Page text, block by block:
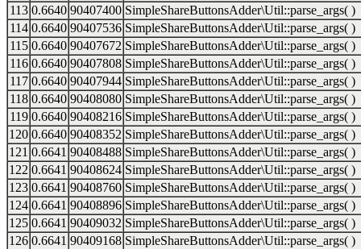
113 0.6640 90407400 SimpleShareButtonsAdder\Util::parse_args( )
114 0.6640 90407536 SimpleShareButtonsAdder\Util::parse_args( )
115 0.6640 90407672 SimpleShareButtonsAdder\Util::parse_args( )
116 0.6640 90407808 SimpleShareButtonsAdder\Util::parse_args( )
117 0.6640 90407944 SimpleShareButtonsAdder\Util::parse_args( )
118 0.6640 90408080 SimpleShareButtonsAdder\Util::parse_args( )
119 0.6640 90408216 SimpleShareButtonsAdder\Util::parse_args( )
120 0.6640 90408352 SimpleShareButtonsAdder\Util::parse_args( )
121 0.6641 90408488 SimpleShareButtonsAdder\Util::parse_args( )
122 0.6641 90408624 SimpleShareButtonsAdder\Util::parse_args( )
123 0.6641 90408760 SimpleShareButtonsAdder\Util::parse_args( )
124 0.6641 90408896 SimpleShareButtonsAdder\Util::parse_args( )
125 0.6641 90409032 SimpleShareButtonsAdder\Util::parse_args( )
126 0.6641 90409168 SimpleShareButtonsAdder\Util::parse_args( )